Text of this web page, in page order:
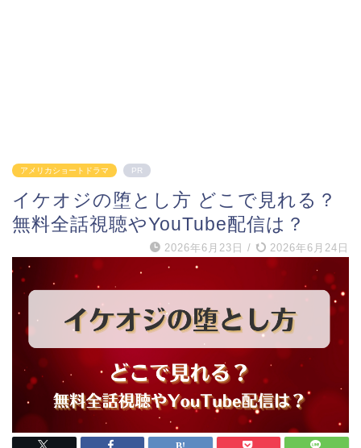
アメリカショートドラマ PR
イケオジの堕とし方 どこで見れる？
無料全話視聴やYouTube配信は？
2026年6月23日 / 2026年6月24日